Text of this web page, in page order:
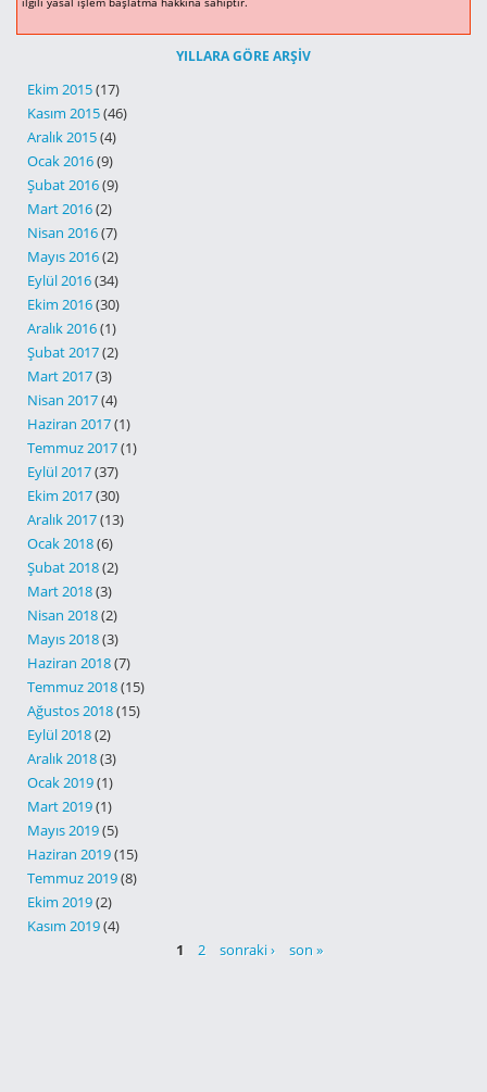
YILLARA GÖRE ARŞIV
Ekim 2015(17)
Kasım 2015(46)
Aralık 2015(4)
Ocak 2016(9)
Şubat 2016(9)
Mart 2016(2)
Nisan 2016(7)
Mayıs 2016(2)
Eylül 2016(34)
Ekim 2016(30)
Aralık 2016(1)
Şubat 2017(2)
Mart 2017(3)
Nisan 2017(4)
Haziran 2017(1)
Temmuz 2017(1)
Eylül 2017(37)
Ekim 2017(30)
Aralık 2017(13)
Ocak 2018(6)
Şubat 2018(2)
Mart 2018(3)
Nisan 2018(2)
Mayıs 2018(3)
Haziran 2018(7)
Temmuz 2018(15)
Ağustos 2018(15)
Eylül 2018(2)
Aralık 2018(3)
Ocak 2019(1)
Mart 2019(1)
Mayıs 2019(5)
Haziran 2019(15)
Temmuz 2019(8)
Ekim 2019(2)
Kasım 2019(4)
1 2 sonraki › son »